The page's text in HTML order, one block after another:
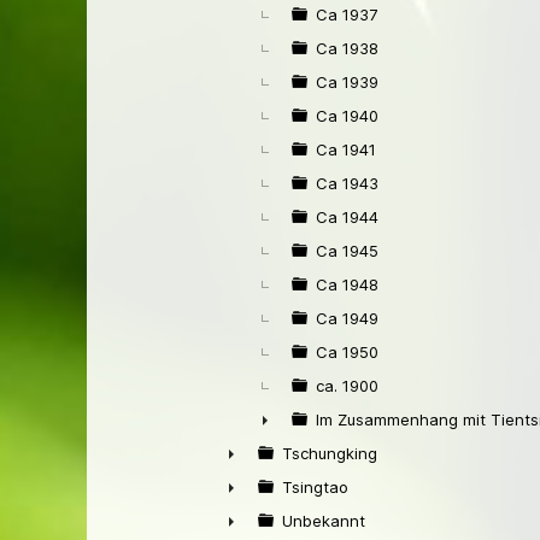
Ca 1937
Ca 1938
Ca 1939
Ca 1940
Ca 1941
Ca 1943
Ca 1944
Ca 1945
Ca 1948
Ca 1949
Ca 1950
ca. 1900
►
Im Zusammenhang mit
►
Tschungking
►
Tsingtao
Unbekannt